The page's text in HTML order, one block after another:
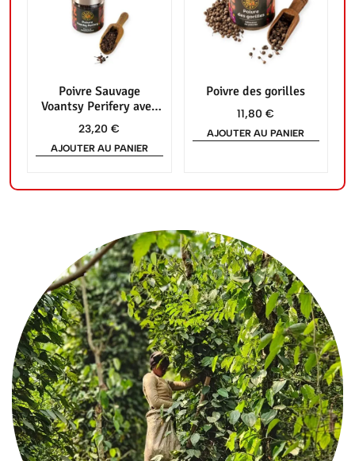
Poivre Sauvage
Voantsy Perifery avec
tête de moulin en bois
23,20€
AJOUTER AU PANIER
Poivre des gorilles
11,80€
AJOUTER AU PANIER